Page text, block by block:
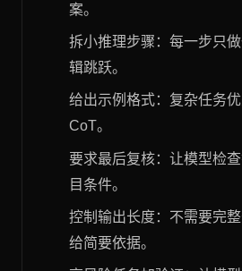
案。
拆小推理步骤：每一步只
辑跳跃。
给出示例格式：复杂任务
CoT。
要求最后复核：让模型检
目条件。
控制输出长度：不需要完
给简要依据。